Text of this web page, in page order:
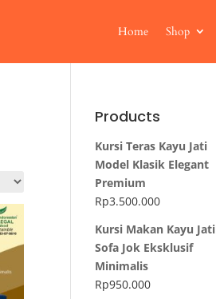
Home Shop
Products
Kursi Teras Kayu Jati
Model Klasik Elegant
Premium
Rp3.500.000
Kursi Makan Kayu Jati
Sofa Jok Eksklusif
Minimalis
Rp950.000